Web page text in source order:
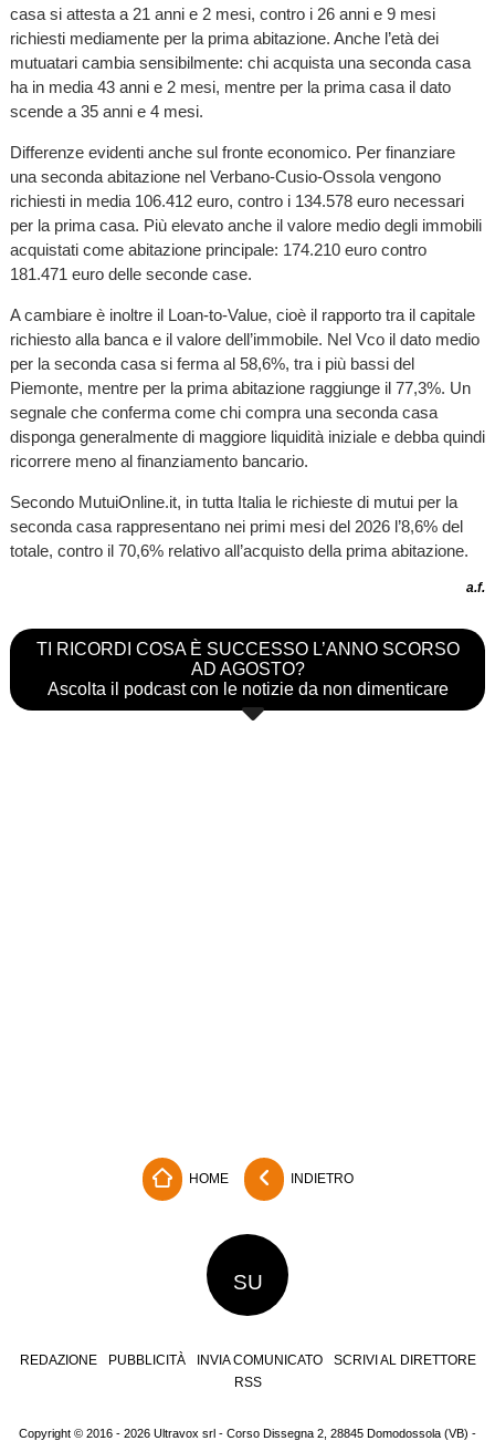
casa si attesta a 21 anni e 2 mesi, contro i 26 anni e 9 mesi
richiesti mediamente per la prima abitazione. Anche l’età dei
mutuatari cambia sensibilmente: chi acquista una seconda casa
ha in media 43 anni e 2 mesi, mentre per la prima casa il dato
scende a 35 anni e 4 mesi.
Differenze evidenti anche sul fronte economico. Per finanziare
una seconda abitazione nel Verbano-Cusio-Ossola vengono
richiesti in media 106.412 euro, contro i 134.578 euro necessari
per la prima casa. Più elevato anche il valore medio degli immobili
acquistati come abitazione principale: 174.210 euro contro
181.471 euro delle seconde case.
A cambiare è inoltre il Loan-to-Value, cioè il rapporto tra il capitale
richiesto alla banca e il valore dell’immobile. Nel Vco il dato medio
per la seconda casa si ferma al 58,6%, tra i più bassi del
Piemonte, mentre per la prima abitazione raggiunge il 77,3%. Un
segnale che conferma come chi compra una seconda casa
disponga generalmente di maggiore liquidità iniziale e debba quindi
ricorrere meno al finanziamento bancario.
Secondo MutuiOnline.it, in tutta Italia le richieste di mutui per la
seconda casa rappresentano nei primi mesi del 2026 l’8,6% del
totale, contro il 70,6% relativo all’acquisto della prima abitazione.
a.f.
TI RICORDI COSA È SUCCESSO L’ANNO SCORSO
AD AGOSTO?
Ascolta il podcast con le notizie da non dimenticare
HOME INDIETRO
SU
REDAZIONE PUBBLICITÀ INVIA COMUNICATO
SCRIVI AL DIRETTORE
RSS
Copyright © 2016 - 2026 Ultravox srl - Corso Dissegna 2, 28845 Domodossola (VB) -